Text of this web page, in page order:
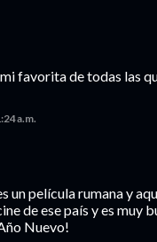
favorita de todas las
a.m.
un película rumana y
de ese país y es muy
Nuevo!